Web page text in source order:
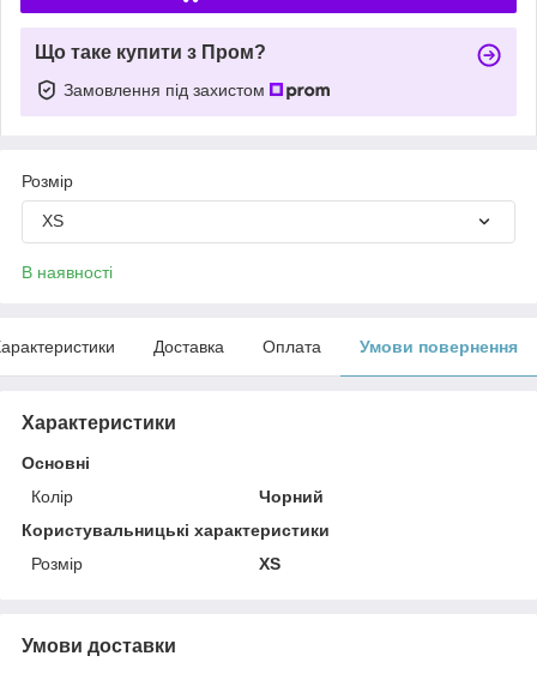
Що таке купити з Пром?
Замовлення під захистом
Розмір
XS
В наявності
Доставка Оплата Умови повернення
Характеристики
Основні
Колір
Чорний
Користувальницькі характеристики
Розмір
XS
Умови доставки